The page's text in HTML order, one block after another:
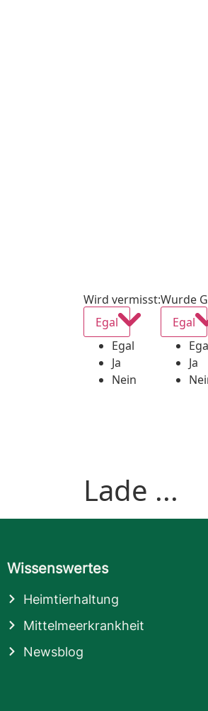
Wird vermisst:
Egal
Egal
Ja
Nein
Wurde
Egal
Ja
Lade ...
Wissenswertes
Heimtierhaltung
Mittelmeerkrankheit
Newsblog